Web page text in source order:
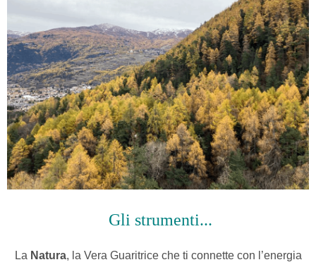
Gli strumenti...
La Natura, la Vera Guaritrice che ti connette con l’energia